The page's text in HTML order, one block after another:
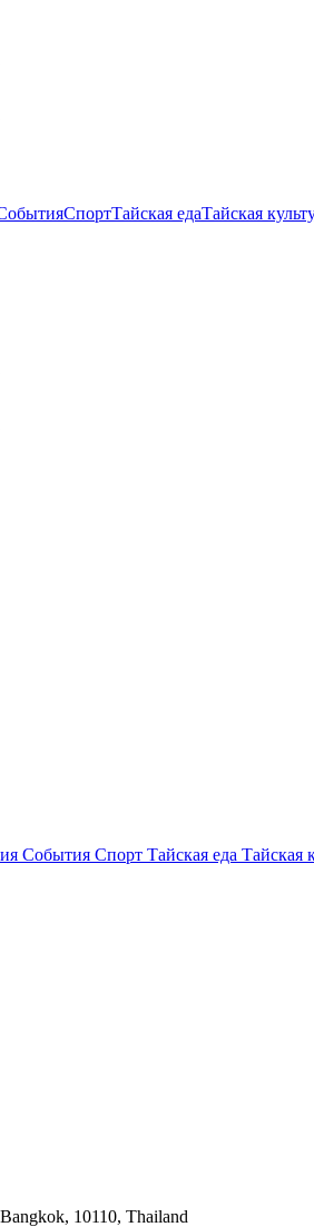
СпортТайская едаТайская
События Спорт Тайская еда Тайская
10110, Thailand